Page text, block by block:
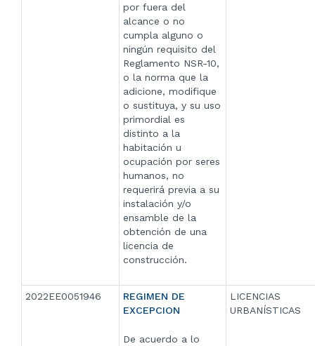
por fuera del
alcance o no
cumpla alguno o
ningún requisito del
Reglamento NSR-10,
o la norma que la
adicione, modifique
o sustituya, y su uso
primordial es
distinto a la
habitación u
ocupación por seres
humanos, no
requerirá previa a su
instalación y/o
ensamble de la
obtención de una
licencia de
construcción.
2022EE0051946
REGIMEN DE
EXCEPCION
De acuerdo a lo
LICENCIAS
URBANÍSTICAS